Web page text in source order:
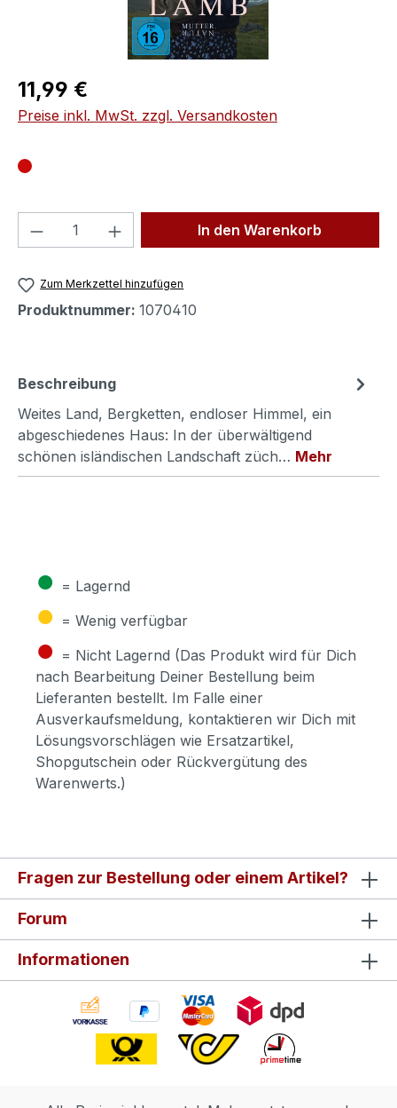
Regulärer Preis:
11,99 €
Preise inkl. MwSt. zzgl. Versandkosten
Produkt Anzahl: Gib denIn den Warenkorb
Zum Merkzettel hinzufügen
Produktnummer: 1070410
Beschreibung
Weites Land, Bergketten, endloser Himmel, ein
abgeschiedenes Haus: In der überwältigend
schönen isländischen Landschaft züch… Mehr
● = Lagernd
● = Wenig verfügbar
● = Nicht Lagernd (Das Produkt wird für Dich
nach Bearbeitung Deiner Bestellung beim
Lieferanten bestellt. Im Falle einer
Ausverkaufsmeldung, kontaktieren wir Dich mit
Lösungsvorschlägen wie Ersatzartikel,
Shopgutschein oder Rückvergütung des
Warenwerts.)
Fragen zur Bestellung oder einem Artikel?
Forum
Informationen